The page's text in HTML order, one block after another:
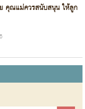
คุณแม่ควรสนับสนุน ให้ลูก